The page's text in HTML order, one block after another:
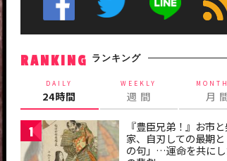
RANKING ランキング
DAILY
24時間
WEEKLY
週 間 月
1
『豊臣兄弟！』お市
家、自刃しての最期
の句」…運命を共にし